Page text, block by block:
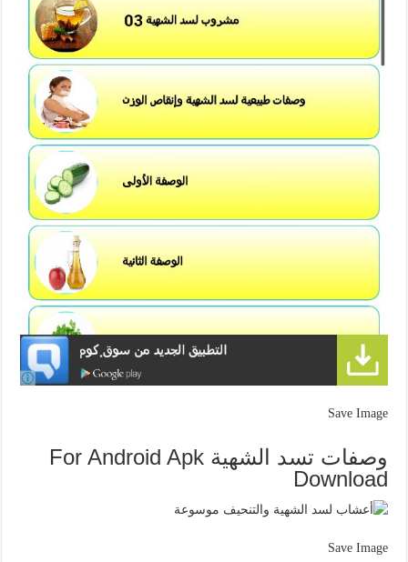
Save Image
وصفات تسد الشهية For Android Apk
Download
Save Image